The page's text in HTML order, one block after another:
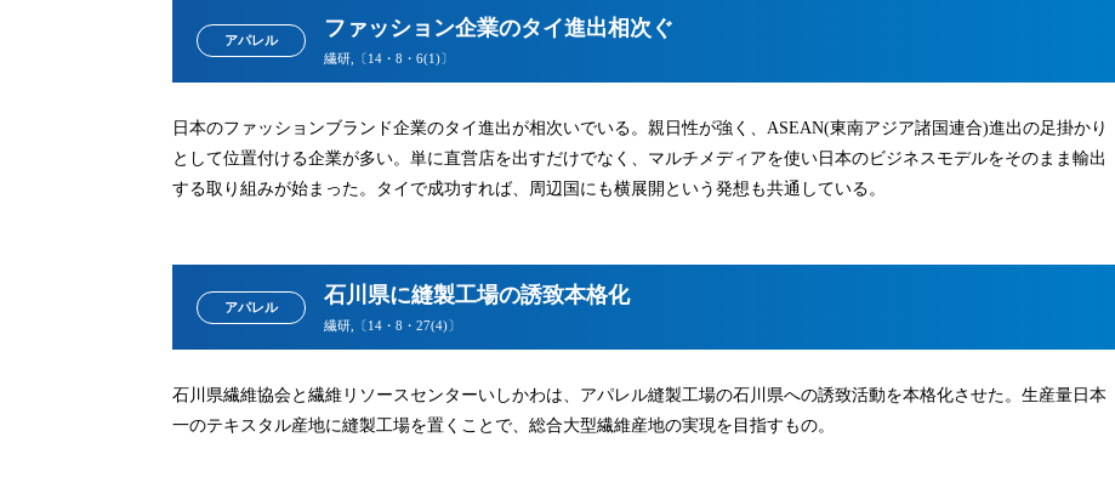
アパレル ファッション企業のタイ進出相次ぐ
繊研,〔14・8・6(1)〕
日本のファッションブランド企業のタイ進出が相次いでいる。親日性が強く、ASEAN(東南アジア諸国連合)進出の足掛かり
として位置付ける企業が多い。単に直営店を出すだけでなく、マルチメディアを使い日本のビジネスモデルをそのまま輸出
する取り組みが始まった。タイで成功すれば、周辺国にも横展開という発想も共通している。
アパレル 石川県に縫製工場の誘致本格化
繊研,〔14・8・27(4)〕
石川県繊維協会と繊維リソースセンターいしかわは、アパレル縫製工場の石川県への誘致活動を本格化させた。生産量日本
一のテキスタル産地に縫製工場を置くことで、総合大型繊維産地の実現を目指すもの。